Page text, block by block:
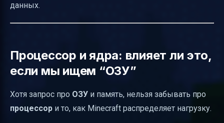
данных.
Процессор и ядра: влияет ли это,
если мы ищем “ОЗУ”
Хотя запрос про ОЗУ и память, нельзя забывать про
процессор и то, как Minecraft распределяет нагрузку.